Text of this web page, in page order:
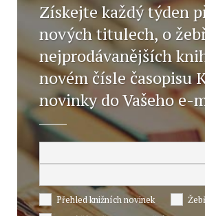
Získejte každý týden
nových titulech, o
nejprodávanějších
novém čísle časopisu
novinky do Vašeho e-
Přehled knižních novinek